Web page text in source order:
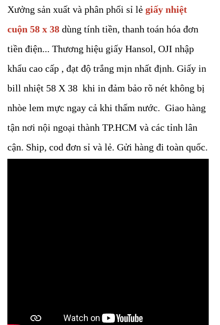
Xưởng sản xuất và phân phối sỉ lẻ giấy nhiệt
cuộn 58 x 38 dùng tính tiền, thanh toán hóa đơn
tiền điện... Thương hiệu giấy Hansol, OJI nhập
khẩu cao cấp , đạt độ trắng mịn nhất định. Giấy in
bill nhiệt 58 X 38 khi in đảm bảo rõ nét không bị
nhòe lem mực ngay cả khi thấm nước. Giao hàng
tận nơi nội ngoại thành TP.HCM và các tỉnh lân
cận. Ship, cod đơn sỉ và lẻ. Gửi hàng đi toàn quốc.